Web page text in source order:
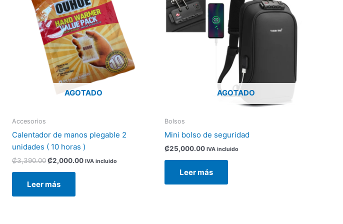
AGOTADO
Accesorios
Calentador de manos plegable 2
unidades ( 10 horas )
₡3,390.00
₡3,390.00.
₡2,000.00
₡2,000.00.
IVA incluido
Leer más
AGOTADO
Bolsos
Mini bolso de seguridad
₡25,000.00 IVA incluido
Leer más